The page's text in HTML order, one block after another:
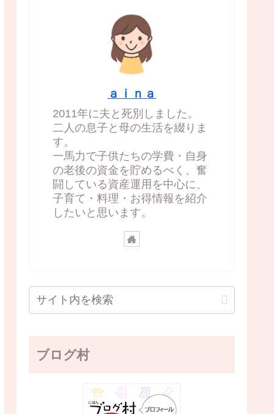
ａｉｎａ
2011年に夫と死別しました。
二人の息子と母の生活を綴りま
す。
一馬力で子供たちの学費・自身
の老後の資金を貯めるべく、奮
闘している資産運用を中心に、
子育て・料理・お得情報を紹介
したいと思います。
ブログ村